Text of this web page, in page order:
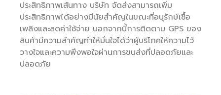
ประสิทธิภาพเส้นทาง บริษัท จัดส่งสามารถเพิ่ม
ประสิทธิภาพได้อย่างมีนัยสำคัญในขณะที่อนุรักษ์เชื้อ
เพลิงและลดค่าใช้จ่าย นอกจากนี้การติดตาม GPS ของ
สินค้ามีความสำคัญทำให้มั่นใจได้ว่าผู้บริโภคให้ความไว้
วางใจและความพึงพอใจผ่านการขนส่งที่ปลอดภัยและ
ปลอดภัย